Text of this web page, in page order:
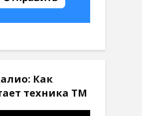
Как
техника ТМ